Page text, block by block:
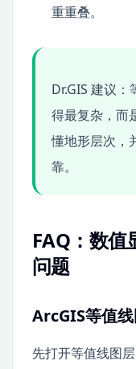
重重叠。
Dr.GIS 建议
得最复杂，而
懂地形层次，
靠。
FAQ：数值
问题
ArcGIS等值
先打开等值线图